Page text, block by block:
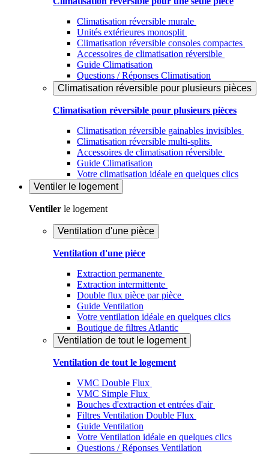
Climatisation réversible murale
Unités extérieures monosplit
Climatisation réversible consoles compactes
Accessoires de climatisation réversible
Guide Climatisation
Questions / Réponses Climatisation
Climatisation réversible pour plusieurs pièces
Climatisation réversible pour plusieurs pièces
Climatisation réversible gainables invisibles
Climatisation réversible multi-splits
Accessoires de climatisation réversible
Guide Climatisation
Votre climatisation idéale en quelques clics
Ventiler le logement
Ventiler le logement
Ventilation d'une pièce
Ventilation d'une pièce
Extraction permanente
Extraction intermittente
Double flux pièce par pièce
Guide Ventilation
Votre ventilation idéale en quelques clics
Boutique de filtres Atlantic
Ventilation de tout le logement
Ventilation de tout le logement
VMC Double Flux
VMC Simple Flux
Bouches d'extraction et entrées d'air
Filtres Ventilation Double Flux
Guide Ventilation
Votre Ventilation idéale en quelques clics
Questions / Réponses Ventilation